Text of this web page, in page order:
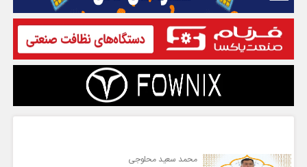
محمد سعید محلوجی